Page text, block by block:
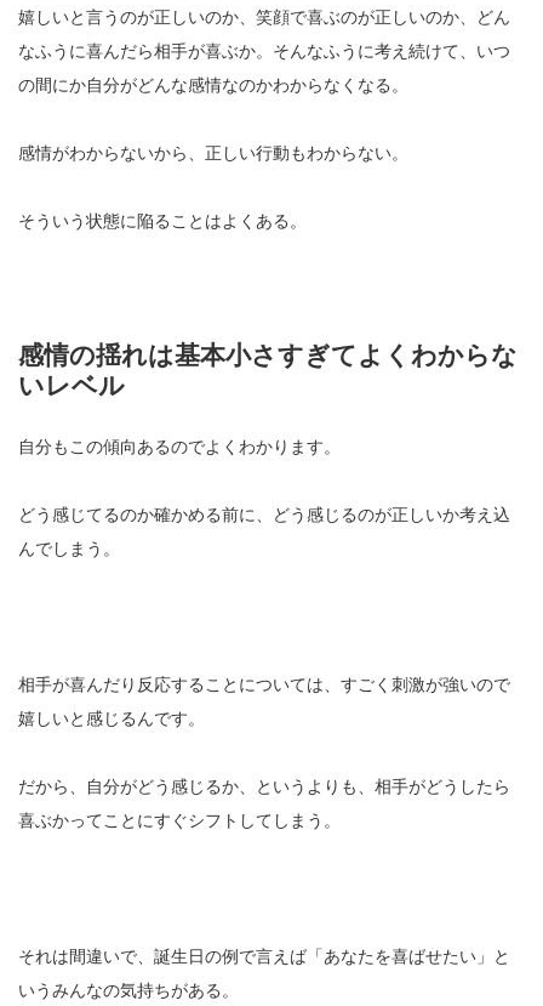
嬉しいと言うのが正しいのか、笑顔で喜ぶのが正しいのか、どん
なふうに喜んだら相手が喜ぶか。そんなふうに考え続けて、いつ
の間にか自分がどんな感情なのかわからなくなる。
感情がわからないから、正しい行動もわからない。
そういう状態に陥ることはよくある。
感情の揺れは基本小さすぎてよくわからな
いレベル
自分もこの傾向あるのでよくわかります。
どう感じてるのか確かめる前に、どう感じるのが正しいか考え込
んでしまう。
相手が喜んだり反応することについては、すごく刺激が強いので
嬉しいと感じるんです。
だから、自分がどう感じるか、というよりも、相手がどうしたら
喜ぶかってことにすぐシフトしてしまう。
それは間違いで、誕生日の例で言えば「あなたを喜ばせたい」と
いうみんなの気持ちがある。